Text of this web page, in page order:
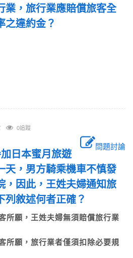
業，旅行業應賠償旅客全
之違約金？
0追蹤
問題討論
日本蜜月旅遊
天，男方騎乘機車不慎發
，因此，王姓夫婦通知旅
列敘述何者正確？
所願，王姓夫婦無須賠償旅行業
所願，旅行業者僅須扣除必要規